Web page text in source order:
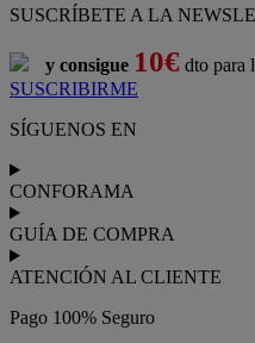
SUSCRÍBETE A LA
y consigue 10€ dto para
SUSCRIBIRME
SÍGUENOS EN
CONFORAMA
GUÍA DE COMPRA
ATENCIÓN AL CLIENTE
Pago 100% Seguro